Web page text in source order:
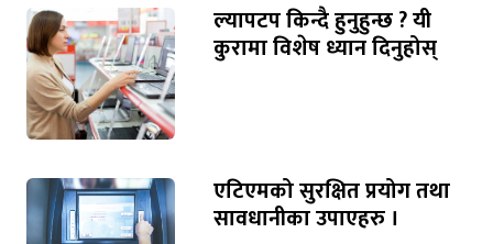
ल्यापटप किन्दै हुनुहुन्छ ? यी
कुरामा विशेष ध्यान दिनुहोस्
एटिएमको सुरक्षित प्रयोग तथा
सावधानीका उपाएहरु ।